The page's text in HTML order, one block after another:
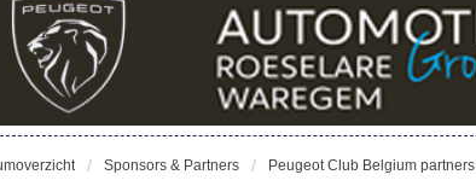
Sponsors & Partners Peugeot Club Belgium partners